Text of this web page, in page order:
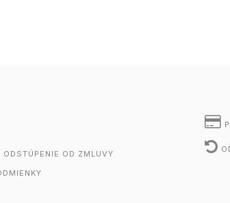
ODSTÚPENIE OD ZMLUVY